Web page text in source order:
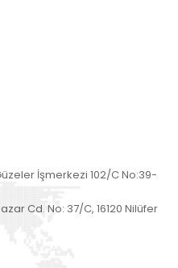
İşmerkezi 102/C No:39-
Cd. No: 37/C, 16120 Nilüfer